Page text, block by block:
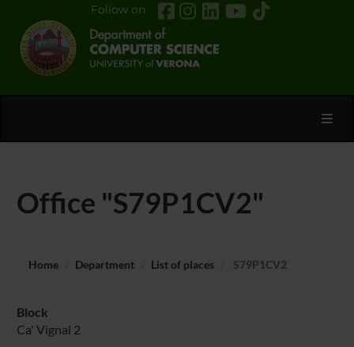
Follow on
Office "S79P1CV2"
Home Department List of places S79P1CV2
Block
Ca' Vignal 2